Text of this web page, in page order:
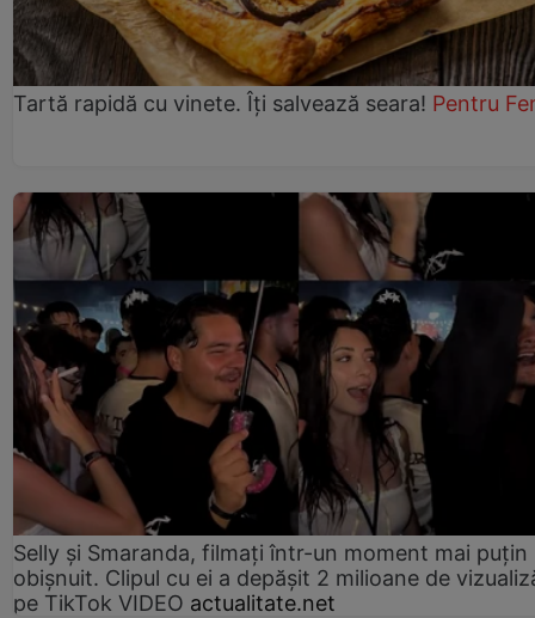
Tartă rapidă cu vinete. Îți salvează seara! Pentru
Selly și Smaranda, filmați într-un moment mai puțin
obișnuit. Clipul cu ei a depășit 2 milioane de
pe TikTok VIDEO actualitate.net